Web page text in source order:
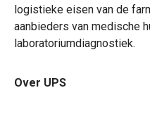
logistieke eisen van de
aanbieders van medische
laboratoriumdiagnostiek.
Over UPS